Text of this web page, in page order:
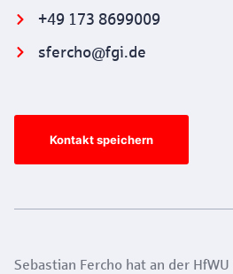
+49 173 8699009
sfercho@fgi.de
Kontakt speichern
Sebastian Fercho hat an der